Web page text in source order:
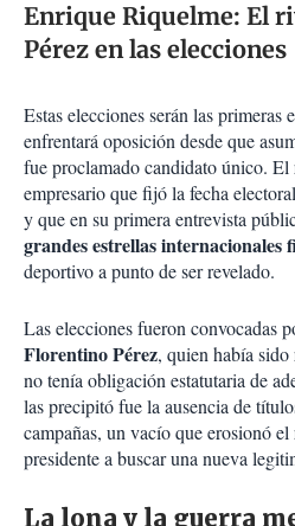
Enrique Riquelme: El
Pérez en las elecciones
Estas elecciones serán las primeras
enfrentará oposición desde que
fue proclamado candidato único. El
empresario que fijó la fecha
y que en su primera entrevista
grandes estrellas internacionales
deportivo a punto de ser revelado.
Las elecciones fueron convocadas
Florentino Pérez, quien había
no tenía obligación estatutaria de
las precipitó fue la ausencia de
campañas, un vacío que erosionó
presidente a buscar una nueva
La lona y la guerra